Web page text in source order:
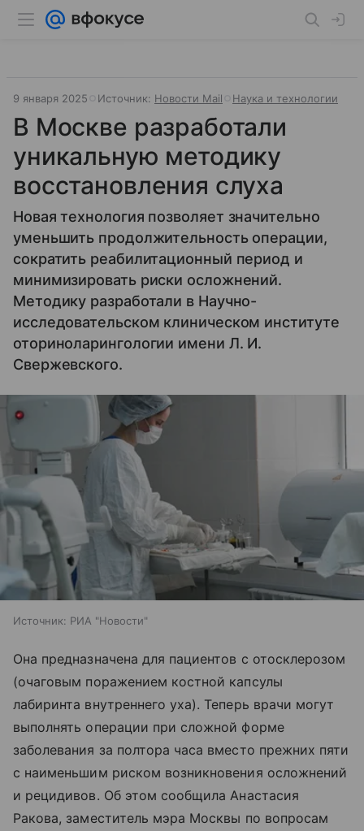
9 января 2025 Источник: Новости Mail Наука и технологии
В Москве разработали
уникальную методику
восстановления слуха
Новая технология позволяет значительно
уменьшить продолжительность операции,
сократить реабилитационный период и
минимизировать риски осложнений.
Методику разработали в Научно-
исследовательском клиническом институте
оториноларингологии имени Л. И.
Свержевского.
Источник: РИА "Новости"
Она предназначена для пациентов с отосклерозом
(очаговым поражением костной капсулы
лабиринта внутреннего уха). Теперь врачи могут
выполнять операции при сложной форме
заболевания за полтора часа вместо прежних пяти
с наименьшим риском возникновения осложнений
и рецидивов. Об этом сообщила Анастасия
Ракова, заместитель мэра Москвы по вопросам